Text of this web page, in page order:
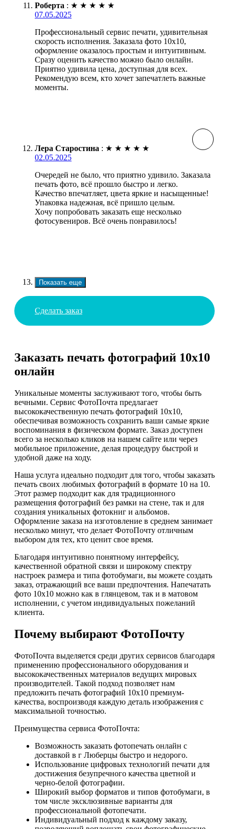
Роберта : ★ ★ ★ ★ ★
07.05.2025
Профессиональный сервис печати, удивительная
скорость исполнения. Заказала фото 10х10,
оформление оказалось простым и интуитивным.
Сразу оценить качество можно было онлайн.
Приятно удивила цена, доступная для всех.
Рекомендую всем, кто хочет запечатлеть важные
моменты.
Лера Старостина : ★ ★ ★ ★ ★
02.05.2025
Очередей не было, что приятно удивило. Заказала
печать фото, всё прошло быстро и легко.
Качество впечатляет, цвета яркие и насыщенные!
Упаковка надежная, всё пришло целым.
Хочу попробовать заказать еще несколько
фотосувениров. Всё очень понравилось!
Показать еще
Сделать заказ
Заказать печать фотографий 10х10
онлайн
Уникальные моменты заслуживают того, чтобы быть
вечными. Сервис ФотоПочта предлагает
высококачественную печать фотографий 10х10,
обеспечивая возможность сохранить ваши самые яркие
воспоминания в физическом формате. Заказ доступен
всего за несколько кликов на нашем сайте или через
мобильное приложение, делая процедуру быстрой и
удобной даже на ходу.
Наша услуга идеально подходит для того, чтобы заказать
печать своих любимых фотографий в формате 10 на 10.
Этот размер подходит как для традиционного
размещения фотографий без рамки на стене, так и для
создания уникальных фотокниг и альбомов.
Оформление заказа на изготовление в среднем занимает
несколько минут, что делает ФотоПочту отличным
выбором для тех, кто ценит свое время.
Благодаря интуитивно понятному интерфейсу,
качественной обратной связи и широкому спектру
настроек размера и типа фотобумаги, вы можете создать
заказ, отражающий все ваши предпочтения. Напечатать
фото 10х10 можно как в глянцевом, так и в матовом
исполнении, с учетом индивидуальных пожеланий
клиента.
Почему выбирают ФотоПочту
ФотоПочта выделяется среди других сервисов благодаря
применению профессионального оборудования и
высококачественных материалов ведущих мировых
производителей. Такой подход позволяет нам
предложить печать фотографий 10х10 премиум-
качества, воспроизводя каждую деталь изображения с
максимальной точностью.
Преимущества сервиса ФотоПочта:
Возможность заказать фотопечать онлайн с
доставкой в г Люберцы быстро и недорого.
Использование цифровых технологий печати для
достижения безупречного качества цветной и
черно-белой фотографии.
Широкий выбор форматов и типов фотобумаги, в
том числе эксклюзивные варианты для
профессиональной фотопечати.
Индивидуальный подход к каждому заказу,